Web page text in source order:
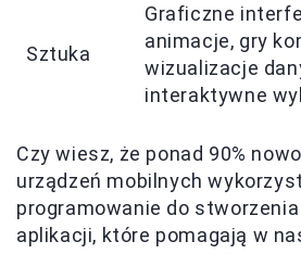
Sztuka
Graficzne
animacje, gry
wizualizacje
interaktywne
Czy wiesz, że ponad 90%
urządzeń mobilnych
programowanie do
aplikacji, które pomagają w